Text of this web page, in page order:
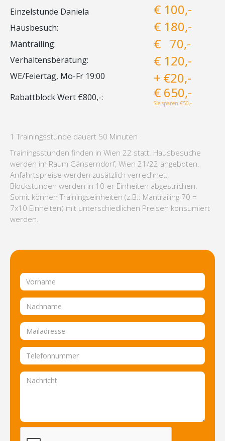
Einzelstunde Daniela
Hausbesuch:
Mantrailing:
Verhaltensberatung:
WE/Feiertag, Mo-Fr 19:00
€ 100,-
€ 180,-
€ 70,-
€ 120,-
+ €20,-
Rabattblock Wert €800,-: € 650,-
Sie sparen €50,-
1 Trainingsstunde dauert 50 Minuten
Trainingsstunden finden in Wien 22 statt. Hausbesuche
werden im Raum Gänserndorf, Wien 21/22 angeboten.
Anfahrtspreise werden zusätzlich verrechnet.
Blockstunden werden in 10-er Einheiten abgestrichen.
Somit können Trainingseinheiten (z.B.: Mantrailing 70 =
7x10 Einheiten) mit unterschiedlichen Preisen konsumiert
werden.